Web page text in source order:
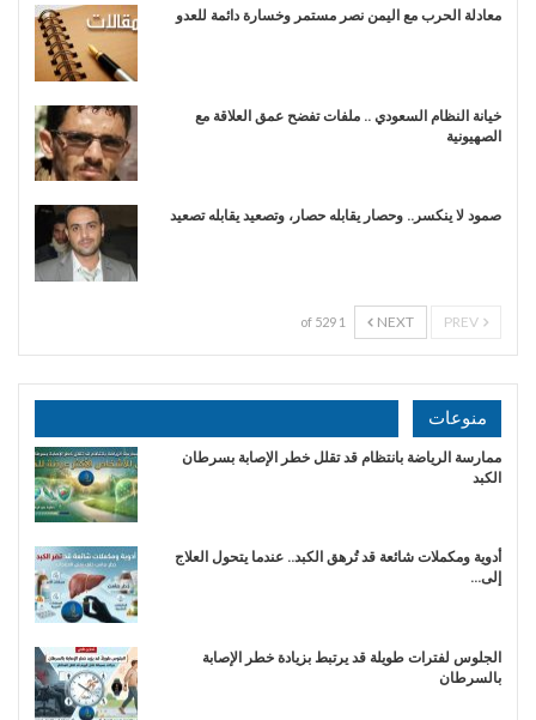
​معادلة الحرب مع اليمن نصر مستمر وخسارة دائمة للعدو
خيانة النظام السعودي .. ملفات تفضح عمق العلاقة مع
الصهيونية
صمود لا ينكسر.. وحصار يقابله حصار، وتصعيد يقابله تصعيد
NEXT
1 of 529
منوعات
ممارسة الرياضة بانتظام قد تقلل خطر الإصابة بسرطان
الكبد
أدوية ومكملات شائعة قد تُرهق الكبد.. عندما يتحول العلاج
إلى…
الجلوس لفترات طويلة قد يرتبط بزيادة خطر الإصابة
بالسرطان